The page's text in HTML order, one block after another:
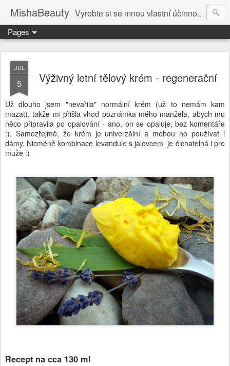
MishaBeauty Vyrobte si se mnou vlastní účinnou kosmetiku. Návody pre výrobu vlastnej kozmetiky.
Pages
JUL
5 Výživný letní tělový krém - regenerační
Už dlouho jsem "nevařila" normální krém (už to nemám kam
mazat), takže mi přišla vhod poznámka mého manžela, abych mu
něco připravila po opalování - ano, on se opaluje, bez komentáře
:). Samozřejmě, že krém je univerzální a mohou ho používat i
dámy. Nicméně kombinace levandule s jalovcem je čichatelná i pro
muže :)
Recept na cca 130 ml